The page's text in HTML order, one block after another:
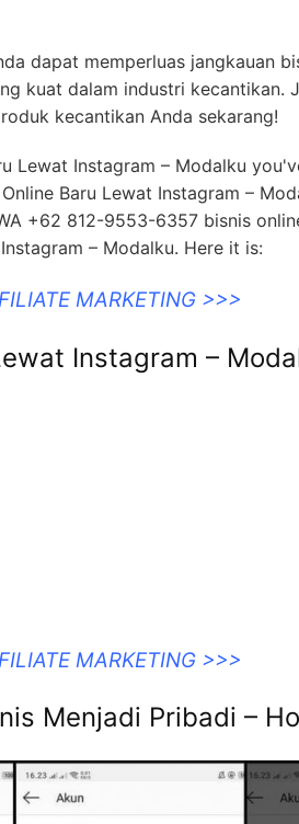
dapat memperluas jangkauan
kuat dalam industri kecantikan.
kecantikan Anda sekarang!
Lewat Instagram – Modalku
Baru Lewat Instagram –
+62 812-9553-6357 bisnis
– Modalku. Here it is:
MARKETING >>>
Instagram –
MARKETING >>>
Menjadi Pribadi –